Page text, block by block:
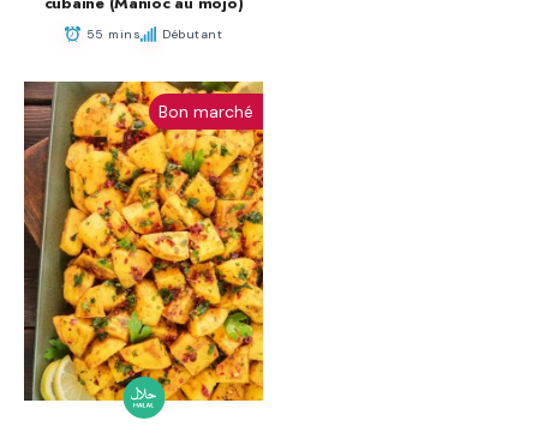
55 mins Débutant
Bon marché